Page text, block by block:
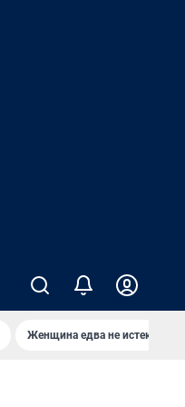
Женщина едва не истекла